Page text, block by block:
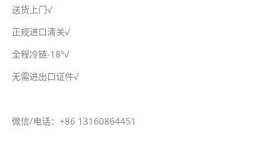
送货上门√
正规进口清关√
全程冷链-18°√
无需进出口证件√
微信/电话：+86 13160864451